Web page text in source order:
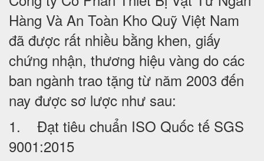
Hàng Và An Toàn Kho Quỹ Việt Nam
đã được rất nhiều bằng khen, giấy
chứng nhận, thương hiệu vàng do các
ban ngành trao tặng từ năm 2003 đến
nay được sơ lược như sau:
1. Đạt tiêu chuẩn ISO Quốc tế SGS
9001:2015